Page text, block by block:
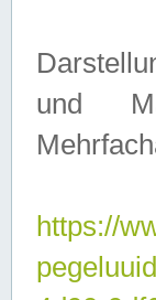
und
https://